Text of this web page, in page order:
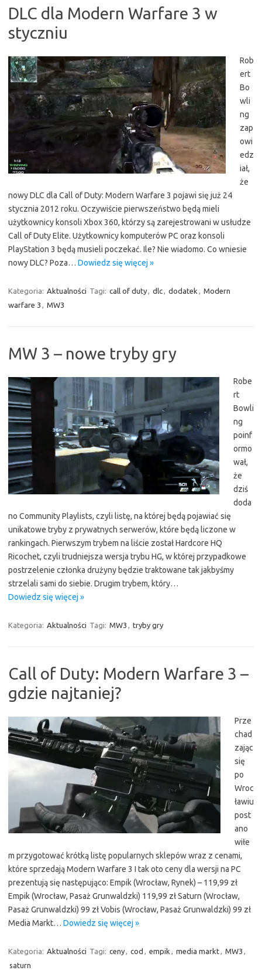
DLC dla Modern Warfare 3 w
styczniu
Rob
ert
Bo
wli
ng
zap
owi
edz
iał,
że
nowy DLC dla Call of Duty: Modern Warfare 3 pojawi się już 24
stycznia 2012 roku. Oczywiście pierwszeństwo będą mieli
użytkownicy konsoli Xbox 360, którzy są zarejestrowani w usłudze
Call of Duty Elite. Użytkownicy komputerów PC oraz konsoli
PlayStation 3 będą musieli poczekać. Ile? Nie wiadomo. Co wniesie
nowy DLC? Poza… Dowiedz się więcej »
Kategoria: Aktualności Tagi: call of duty dlc dodatek
Modern
warfare 3
MW3
MW 3 – nowe tryby gry
Robe
rt
Bowli
ng
poinf
ormo
wał,
że
dziś
doda
no Community Playlists, czyli listę, na której będą pojawiać się
unikatowe tryby z prywatnych serwerów, które będą liczone w
rankingach. Pierwszym trybem na liście został Hardcore HQ
Ricochet, czyli trudniejsza wersja trybu HG, w której przypadkowe
postrzelenie członka drużyny będzie traktowane tak jakbyśmy
strzelali sami do siebie. Drugim trybem, który…
Dowiedz się więcej »
Kategoria: Aktualności Tagi: MW3 tryby gry
Call of Duty: Modern Warfare 3 –
gdzie najtaniej?
Prze
chad
zając
się
po
Wroc
ławiu
post
ano
wiłe
m przygotować krótką listę popularnych sklepów wraz z cenami,
które sprzedają Modern Warfare 3 I tak oto ceny dla wersji na PC
prezentują się następująco: Empik (Wrocław, Rynek) – 119,99 zł
Empik (Wrocław, Pasaż Grunwaldzki) 119,99 zł Saturn (Wrocław,
Pasaż Grunwaldzki) 99 zł Vobis (Wrocław, Pasaż Grunwaldzki) 99 zł
Media Markt… Dowiedz się więcej »
Kategoria: Aktualności Tagi: ceny cod empik media markt MW3
saturn